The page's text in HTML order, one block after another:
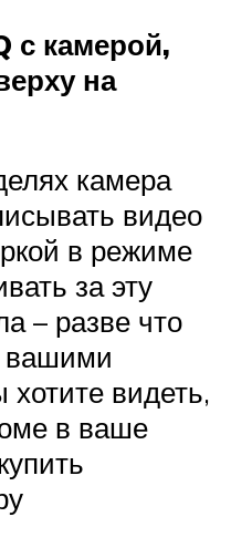
с камерой,
на
камера
видео
в режиме
за эту
– разве что
вашими
видеть,
в ваше